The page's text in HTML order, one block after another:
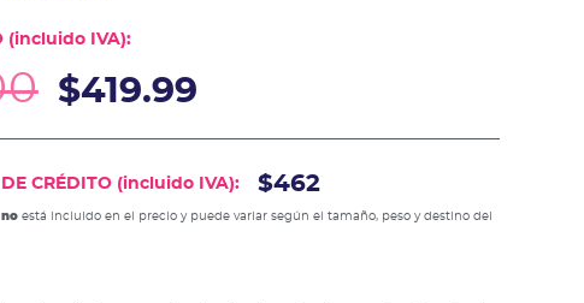
(incluido IVA):
$419.99
CRÉDITO (incluido IVA): $462
noestá incluido en el precio y puede variar según el tamaño, peso y destino del